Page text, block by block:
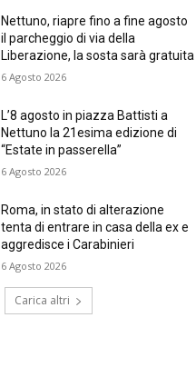
Nettuno, riapre fino a fine agosto
il parcheggio di via della
Liberazione, la sosta sarà gratuita
6 Agosto 2026
L’8 agosto in piazza Battisti a
Nettuno la 21esima edizione di
“Estate in passerella”
6 Agosto 2026
Roma, in stato di alterazione
tenta di entrare in casa della ex e
aggredisce i Carabinieri
6 Agosto 2026
Carica altri